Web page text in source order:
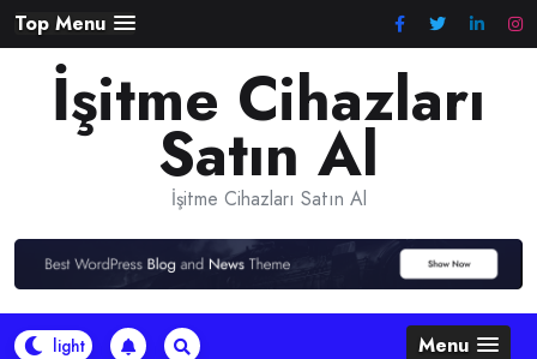
Skip
to
content
Top Menu
İşitme Cihazları
Satın Al
İşitme Cihazları Satın Al
Menu